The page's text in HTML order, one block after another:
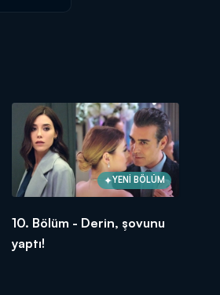
YENİ BÖLÜM
10. Bölüm - Derin, şovunu
yaptı!